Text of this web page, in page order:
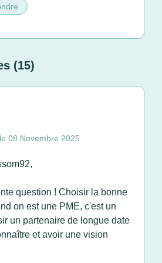
(15)
le 08 Novembre 2025
question ! Choisir la bonne
on est une PME, c'est un
un partenaire de longue date
et avoir une vision